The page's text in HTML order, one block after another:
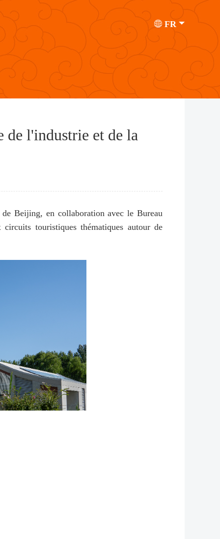
FR
l'industrie et de la
Beijing, en collaboration avec le Bureau
touristiques thématiques autour de